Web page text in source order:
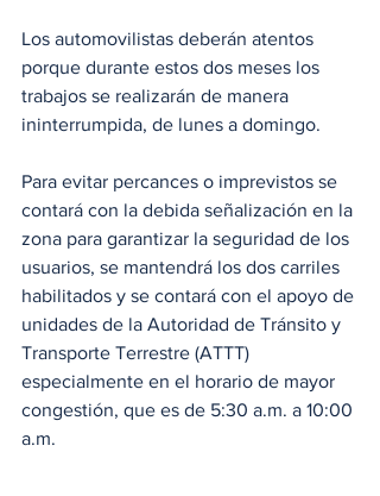
Los automovilistas deberán atentos
porque durante estos dos meses los
trabajos se realizarán de manera
ininterrumpida, de lunes a domingo.
Para evitar percances o imprevistos se
contará con la debida señalización en la
zona para garantizar la seguridad de los
usuarios, se mantendrá los dos carriles
habilitados y se contará con el apoyo de
unidades de la Autoridad de Tránsito y
Transporte Terrestre (ATTT)
especialmente en el horario de mayor
congestión, que es de 5:30 a.m. a 10:00
a.m.